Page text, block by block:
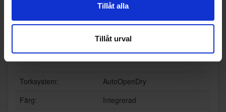
Tillåt alla
Tillåt urval
Garanti:
5
81349
Allmän information
Torksystem:
AutoOpenDry
Färg:
Integrerad